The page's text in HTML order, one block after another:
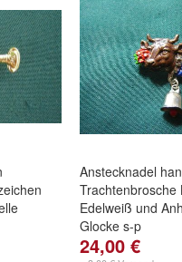
Anstecknadel
Trachtenbrosche
Edelweiß und
Glocke s-p
24,00 €